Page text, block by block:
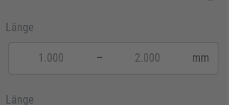
Länge
– mm
Länge